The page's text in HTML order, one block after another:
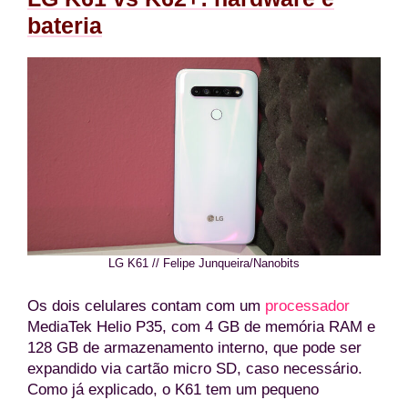
bateria
LG K61 // Felipe Junqueira/Nanobits
Os dois celulares contam com um processador
MediaTek Helio P35, com 4 GB de memória RAM e
128 GB de armazenamento interno, que pode ser
expandido via cartão micro SD, caso necessário.
Como já explicado, o K61 tem um pequeno